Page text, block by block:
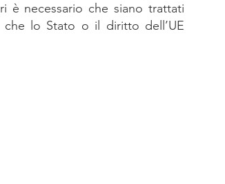
è necessario che siano trattati
lo Stato o il diritto dell’UE